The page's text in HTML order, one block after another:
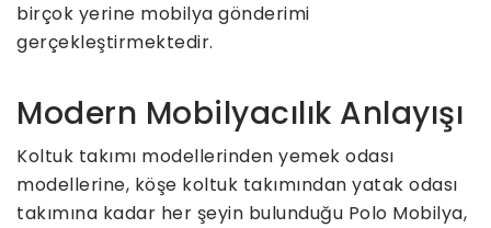
birçok yerine mobilya gönderimi
gerçekleştirmektedir.
Modern Mobilyacılık Anlayışı
Koltuk takımı modellerinden yemek odası
modellerine, köşe koltuk takımından yatak odası
takımına kadar her şeyin bulunduğu Polo Mobilya,